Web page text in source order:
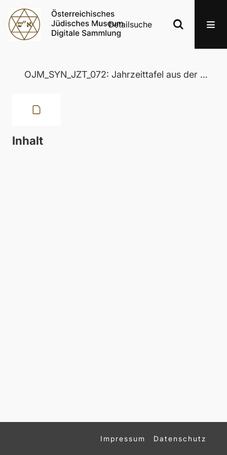
Detailsuche
OJM_SYN_JZT_072: Jahrzeittafel aus der Wertheimer Synagoge in Eisenstadt
Inhalt
Impressum Datenschutz